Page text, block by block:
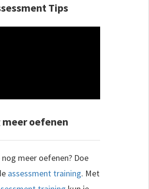
Tips
meer oefenen
nog meer oefenen? Doe
assessment training. Met